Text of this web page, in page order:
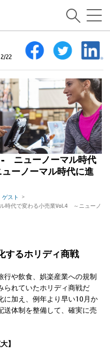
22
ニューノーマル時代
ーノーマル時代に進
ゲスト
代で変わる小売業Vol.4 ～ニューノ
するホリディ商戦
や飲食、娯楽産業への規制
られていたホリディ商戦だ
に加え、例年より早い10月か
送体制を整備して、確実に売
】